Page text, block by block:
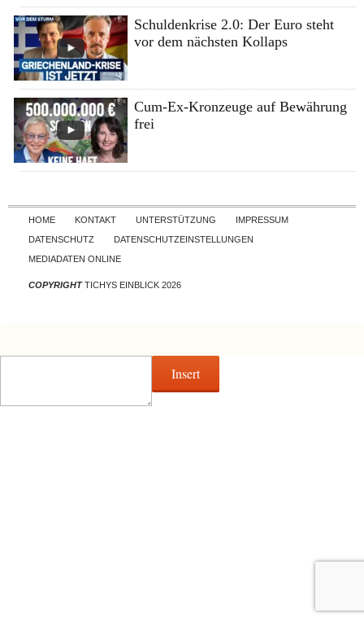
Schuldenkrise 2.0: Der Euro steht
vor dem nächsten Kollaps
Cum-Ex-Kronzeuge auf Bewährung
frei
Skip to content
HOME KONTAKT UNTERSTÜTZUNG
IMPRESSUM
DATENSCHUTZ
DATENSCHUTZEINSTELLUNGEN
MEDIADATEN ONLINE
COPYRIGHTTICHYS EINBLICK 2026
Insert